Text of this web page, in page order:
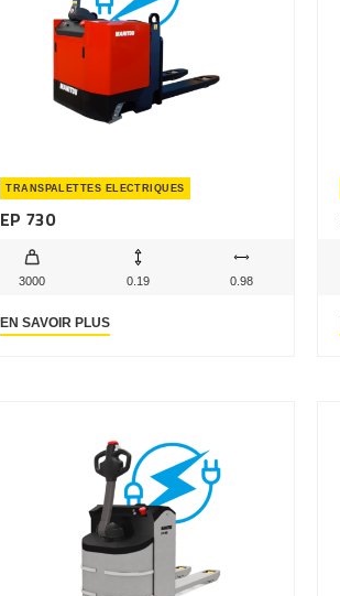
TRANSPALETTES ELECTRIQUES
EP 730
3000 0.19 0.98
EN SAVOIR PLUS